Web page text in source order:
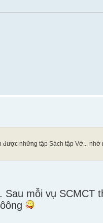
những tập Sách tập Vở... nhớ
mỗi vụ SCMCT